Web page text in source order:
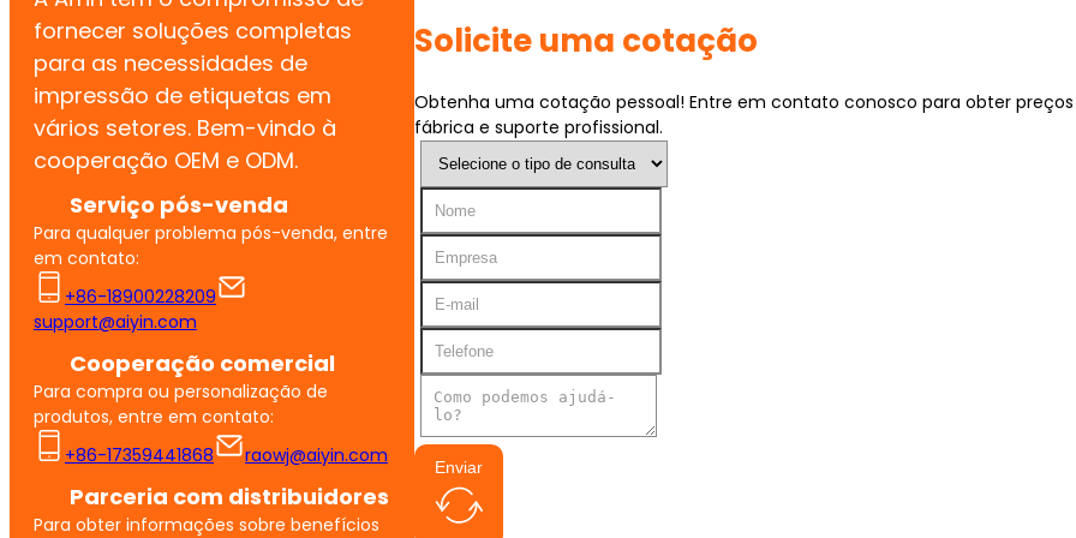
fornecer soluções completas
para as necessidades de
impressão de etiquetas em
vários setores. Bem-vindo à
cooperação OEM e ODM.
Serviço pós-venda
Para qualquer problema pós-venda, entre
em contato:
+86-18900228209
support@aiyin.com
Cooperação comercial
Para compra ou personalização de
produtos, entre em contato:
+86-17359441868
raowj@aiyin.com
Parceria com distribuidores
Para obter informações sobre benefícios
Solicite uma cotação
Obtenha uma cotação pessoal! Entre em contato conosco para obter
fábrica e suporte profissional.
Enviar